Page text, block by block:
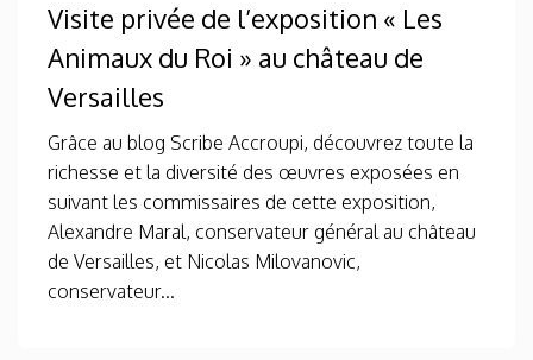
Visite privée de l’exposition « Les
Animaux du Roi » au château de
Versailles
Grâce au blog Scribe Accroupi, découvrez toute la
richesse et la diversité des œuvres exposées en
suivant les commissaires de cette exposition,
Alexandre Maral, conservateur général au château
de Versailles, et Nicolas Milovanovic,
conservateur...